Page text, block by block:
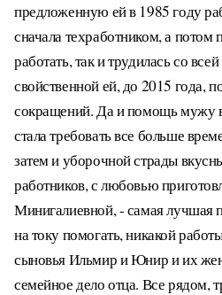
предложенную ей в 1985 году
сначала техработником, а потом
работать, так и трудилась со
свойственной ей, до 2015 года,
сокращений. Да и помощь мужу
стала требовать все больше
затем и уборочной страды
работников, с любовью
Минигалиевной, - самая лучшая
на току помогать, никакой
сыновья Ильмир и Юнир и их
семейное дело отца. Все рядом,